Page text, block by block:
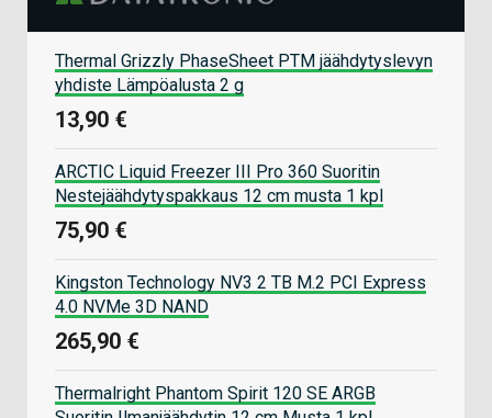
Thermal Grizzly PhaseSheet PTM jäähdytyslevyn
yhdiste Lämpöalusta 2 g
13,90 €
ARCTIC Liquid Freezer III Pro 360 Suoritin
Nestejäähdytyspakkaus 12 cm musta 1 kpl
75,90 €
Kingston Technology NV3 2 TB M.2 PCI Express
4.0 NVMe 3D NAND
265,90 €
Thermalright Phantom Spirit 120 SE ARGB